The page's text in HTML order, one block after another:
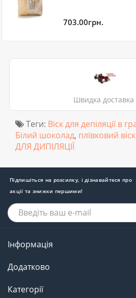
703.00грн.
Швидка доставка
Теги: Віск для депіляції в
Білий шоколад, плівковий
ДЛЯ ДИПІЛЯЦІЇ
Підпишіться на розсилку, і дізнавайтеся про
акції та знижки першими!
Інформація
Додатково
Категорії